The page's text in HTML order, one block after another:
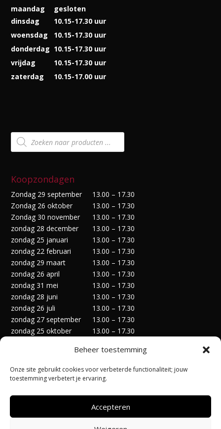
Beheer toestemming
Onze site gebruikt cookies voor verbeterde functionaliteit; jouw
toestemming verbetert je ervaring.
Accepteren
maandag
gesloten
dinsdag
10.15-17.30 uur
woensdag
10.15-17.30 uur
donderdag 10.15-17.30 uur
vrijdag
10.15-17.30 uur
zaterdag
10.15-17.00 uur
Producten
zoeken
Koopzondagen
Zondag 29 september
13.00 – 17.30
Zondag 26 oktober
13.00 – 17.30
Zondag 30 november
13.00 – 17.30
zondag 28 december
13.00 – 17.30
zondag 25 januari
13.00 – 17.30
zondag 22 februari
13.00 – 17.30
zondag 29 maart
13.00 – 17.30
zondag 26 april
13.00 – 17.30
zondag 31 mei
13.00 – 17.30
zondag 28 juni
13.00 – 17.30
zondag 26 juli
13.00 – 17.30
zondag 27 september
13.00 – 17.30
zondag 25 oktober
13.00 – 17.30
zondag 27 december
13.00 – 17.30
Privacyverklaring
Algemene Voorwaarden